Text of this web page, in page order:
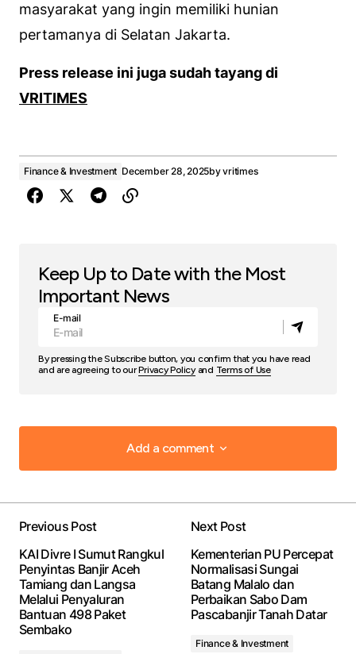
masyarakat yang ingin memiliki hunian
pertamanya di Selatan Jakarta.
Press release ini juga sudah tayang di
VRITIMES
Finance & Investment December 28, 2025byvritimes
Keep Up to Date with the Most
Important News
E-mail
By pressing the Subscribe button, you confirm that you have read
and are agreeing to ourPrivacy Policyand Terms of Use
Add a comment
Add a comment
fields are marked*
Comment*
Previous Post
KAI Divre I Sumut Rangkul
Penyintas Banjir Aceh
Tamiang dan Langsa
Melalui Penyaluran
Bantuan 498 Paket
Sembako
Next Post
Kementerian PU Percepat
Normalisasi Sungai
Batang Malalo dan
Perbaikan Sabo Dam
Pascabanjir Tanah Datar
Finance & Investment